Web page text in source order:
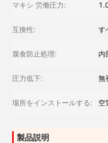
マキシ 労働圧力:
互換性: す
腐食防止処理: 内
圧力低下: 無
場所をインストールする: 空
製品説明